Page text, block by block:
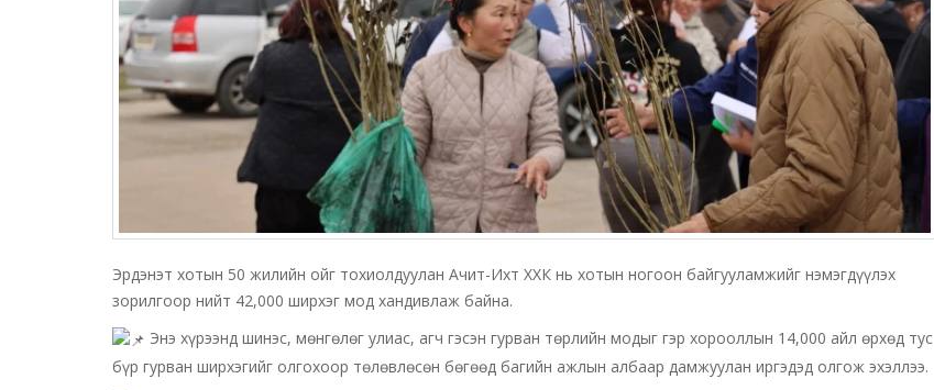
Эрдэнэт хотын 50 жилийн ойг тохиолдуулан Ачит-Ихт ХХК нь хотын ногоон байгууламжийг нэмэгдүүлэх
зорилгоор нийт 42,000 ширхэг мод хандивлаж байна.
Энэ хүрээнд шинэс, мөнгөлөг улиас, агч гэсэн гурван төрлийн модыг гэр хорооллын 14,000 айл өрхөд тус
бүр гурван ширхэгийг олгохоор төлөвлөсөн бөгөөд багийн ажлын албаар дамжуулан иргэдэд олгож эхэллээ.